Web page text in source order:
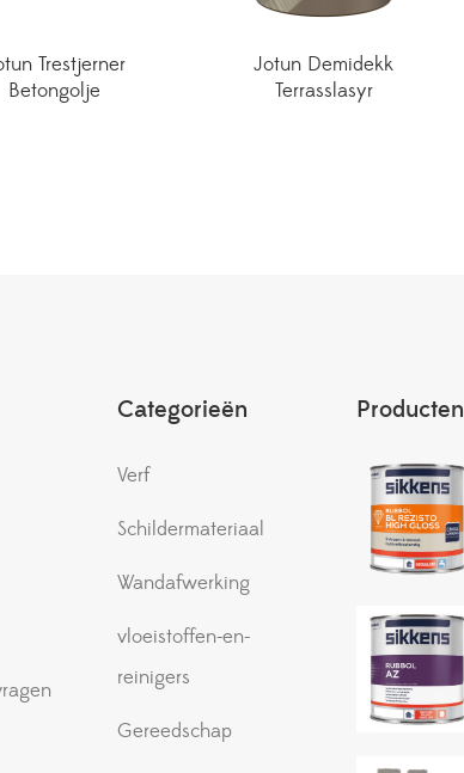
Trestjerner
Betongolje
Jotun Demidekk
Terrasslasyr
Categorieën
Verf
Schildermateriaal
Wandafwerking
vloeistoffen-en-
reinigers
Gereedschap
Producten